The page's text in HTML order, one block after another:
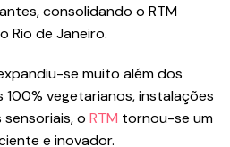
consolidando o RTM
Rio de Janeiro.
se muito além dos
vegetarianos, instalações
o RTM tornou-se um
e inovador.